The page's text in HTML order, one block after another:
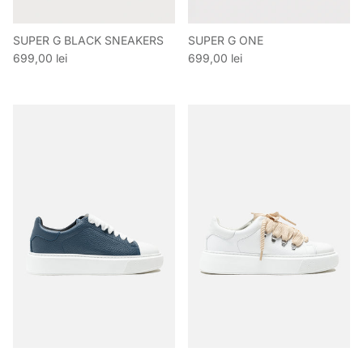
SUPER G BLACK SNEAKERS
Preț obișnuit
699,00 lei
SUPER G ONE
Preț obișnuit
699,00 lei